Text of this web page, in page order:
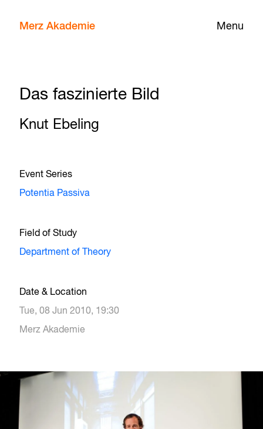
Menu
Merz Akademie
Das faszinierte Bild
Knut Ebeling
Event Series
Potentia Passiva
Field of Study
Department of Theory
Date & Location
Tue, 08 Jun 2010, 19:30
Merz Akademie